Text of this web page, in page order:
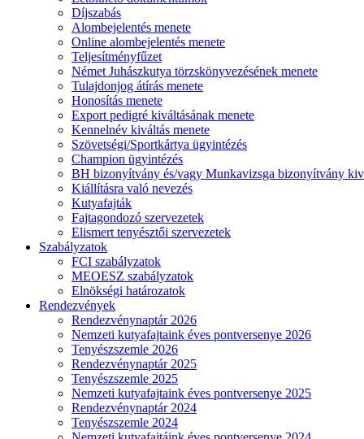
Díjszabás
Alombejelentés menete
Online alombejelentés menete
Teljesítményfűzet
Német Juhászkutya törzskönyvezésének menete
Tulajdonjog átírás menete
Honosítás menete
Export pedigré kiváltásának menete
Kennelnév kiváltás menete
Szövetségi/Sportkártya ügyintézés
Champion ügyintézés
BH bizonyítvány és/vagy Munkavizsga bizonyítvány
Kiállításra való nevezés
Kutyafajták
Fajtagondozó szervezetek
Elismert tenyésztői szervezetek
Szabályzatok
FCI szabályzatok
MEOESZ szabályzatok
Elnökségi határozatok
Rendezvények
Rendezvénynaptár 2026
Nemzeti kutyafajtaink éves pontversenye 2026
Tenyészszemle 2026
Rendezvénynaptár 2025
Tenyészszemle 2025
Nemzeti kutyafajtaink éves pontversenye 2025
Rendezvénynaptár 2024
Tenyészszemle 2024